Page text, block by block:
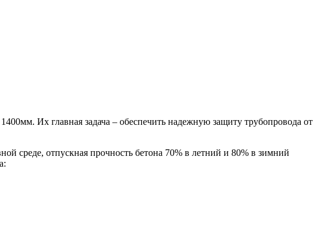
Их главная задача – обеспечить надежную защиту трубопровода от
среде, отпускная прочность бетона 70% в летний и 80% в зимний